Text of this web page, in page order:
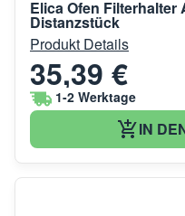
Elica Ofen Filterhalter
Distanzstück
Produkt Details
35,39 €
1-2 Werktage
IN